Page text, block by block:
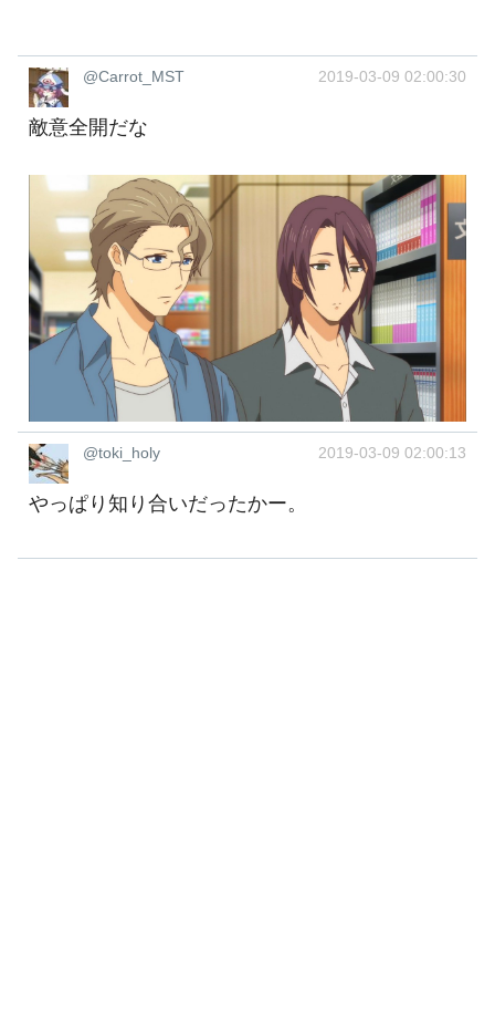
@Carrot_MST 2019-03-09 02:00:30
敵意全開だな
@toki_holy 2019-03-09 02:00:13
やっぱり知り合いだったかー。